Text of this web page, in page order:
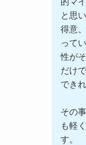
と思
得意
って
性が
だけ
でき
その
も軽
す。